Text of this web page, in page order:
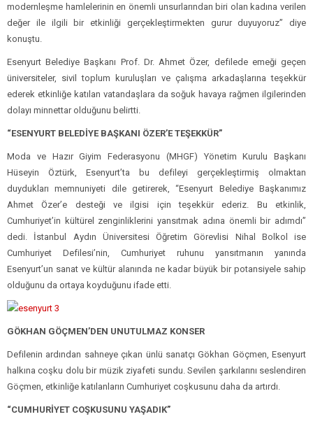
modernleşme hamlelerinin en önemli unsurlarından biri olan kadına verilen
değer ile ilgili bir etkinliği gerçekleştirmekten gurur duyuyoruz” diye
konuştu.
Esenyurt Belediye Başkanı Prof. Dr. Ahmet Özer, defilede emeği geçen
üniversiteler, sivil toplum kuruluşları ve çalışma arkadaşlarına teşekkür
ederek etkinliğe katılan vatandaşlara da soğuk havaya rağmen ilgilerinden
dolayı minnettar olduğunu belirtti.
“ESENYURT BELEDİYE BAŞKANI ÖZER’E TEŞEKKÜR”
Moda ve Hazır Giyim Federasyonu (MHGF) Yönetim Kurulu Başkanı
Hüseyin Öztürk, Esenyurt’ta bu defileyi gerçekleştirmiş olmaktan
duydukları memnuniyeti dile getirerek, “Esenyurt Belediye Başkanımız
Ahmet Özer’e desteği ve ilgisi için teşekkür ederiz. Bu etkinlik,
Cumhuriyet’in kültürel zenginliklerini yansıtmak adına önemli bir adımdı”
dedi. İstanbul Aydın Üniversitesi Öğretim Görevlisi Nihal Bolkol ise
Cumhuriyet Defilesi’nin, Cumhuriyet ruhunu yansıtmanın yanında
Esenyurt’un sanat ve kültür alanında ne kadar büyük bir potansiyele sahip
olduğunu da ortaya koyduğunu ifade etti.
GÖKHAN GÖÇMEN’DEN UNUTULMAZ KONSER
Defilenin ardından sahneye çıkan ünlü sanatçı Gökhan Göçmen, Esenyurt
halkına coşku dolu bir müzik ziyafeti sundu. Sevilen şarkılarını seslendiren
Göçmen, etkinliğe katılanların Cumhuriyet coşkusunu daha da artırdı.
“CUMHURİYET COŞKUSUNU YAŞADIK”